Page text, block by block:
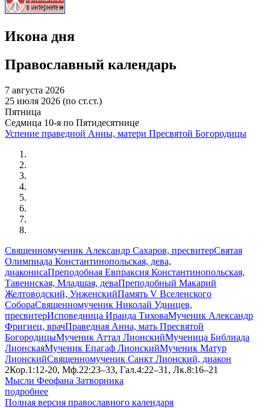
Икона дня
Православный календарь
7 августа 2026
25 июля 2026 (по ст.ст.)
Пятница
Седмица 10-я по Пятидесятнице
Успение праведной Анны, матери Пресвятой Богородицы
Священномученик Александр Сахаров, пресвитерСвятая
Олимпиада Константинопольская, дева,
диаконисаПреподобная Евпраксия Константинопольская,
Тавеннская, Младшая, деваПреподобный Макарий
Желтоводский, УнженскийПамять V Вселенского
СобораСвященномученик Николай Удинцев,
пресвитерИсповедница Ираида ТиховаМученик Александр
Фригиец, врачПраведная Анна, мать Пресвятой
БогородицыМученик Аттал ЛионскийМученица Библиада
ЛионскаяМученик Епагаф ЛионскийМученик Матур
ЛионскийСвященномученик Санкт Лионский, диакон
2Кор.1:12-20, Мф.22:23–33, Гал.4:22–31, Лк.8:16–21
Мысли Феофана Затворника
подробнее
Полная версия православного календаря